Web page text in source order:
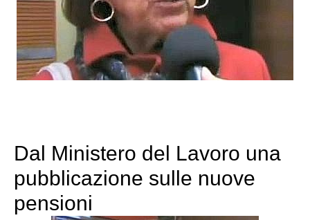
Dal Ministero del Lavoro una
pubblicazione sulle nuove
pensioni